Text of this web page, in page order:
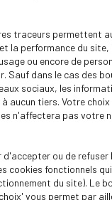
Seine 2026 -
traceurs permettent
la performance du site,
ou encore de
Sauf dans le cas des
sociaux, les
aucun tiers. Votre
n'affectera pas votre
d'accepter ou de refuser
cookies fonctionnels
du site). Le
vous permet par